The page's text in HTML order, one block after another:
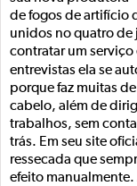
de fogos de artifício
unidos no quatro de
contratar um
entrevistas ela se
porque faz muitas
cabelo, além de
trabalhos, sem
trás. Em seu site
ressecada que
efeito